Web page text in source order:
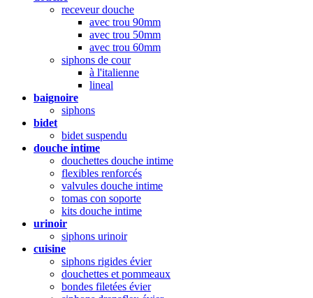
receveur douche
avec trou 90mm
avec trou 50mm
avec trou 60mm
siphons de cour
à l'italienne
lineal
baignoire
siphons
bidet
bidet suspendu
douche intime
douchettes douche intime
flexibles renforcés
valvules douche intime
tomas con soporte
kits douche intime
urinoir
siphons urinoir
cuisine
siphons rigides évier
douchettes et pommeaux
bondes filetées évier